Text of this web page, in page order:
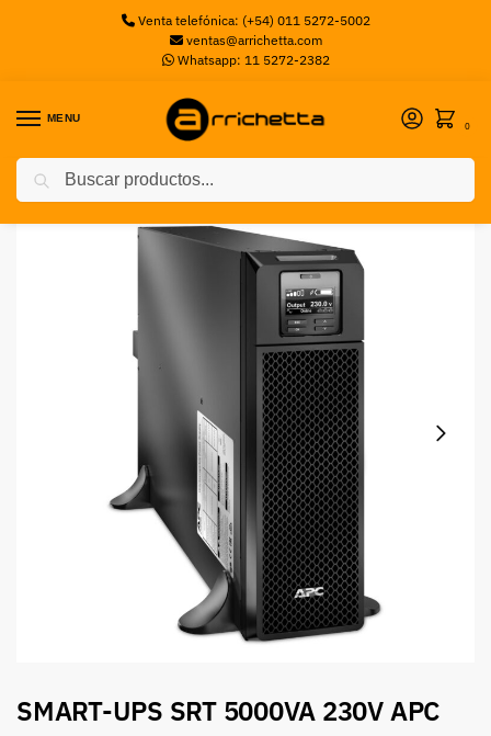
Venta telefónica: (+54) 011 5272-5002
ventas@arrichetta.com
Whatsapp: 11 5272-2382
MENU
0
Inicio UPS / SMART-UPS SRT 5000VA 230V APC
SMART-UPS SRT 5000VA 230V APC